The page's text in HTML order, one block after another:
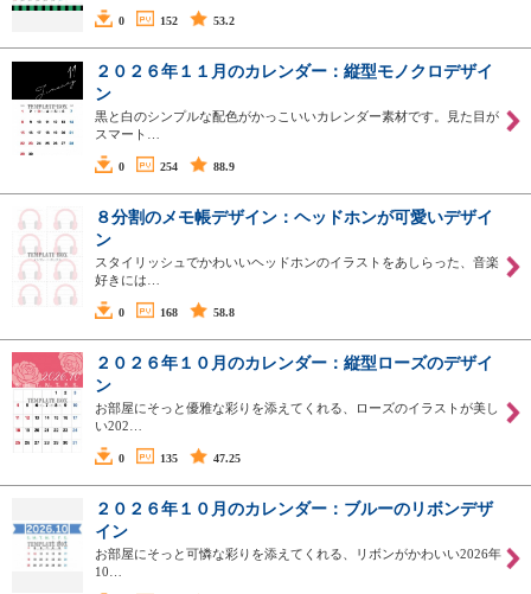
0 152 53.2
２０２６年１１月のカレンダー：縦型モノクロデザイ
ン
黒と白のシンプルな配色がかっこいいカレンダー素材です。見た目が
スマート…
0 254 88.9
８分割のメモ帳デザイン：ヘッドホンが可愛いデザイ
ン
スタイリッシュでかわいいヘッドホンのイラストをあしらった、音楽
好きには…
0 168 58.8
２０２６年１０月のカレンダー：縦型ローズのデザイ
ン
お部屋にそっと優雅な彩りを添えてくれる、ローズのイラストが美し
い202…
0 135 47.25
２０２６年１０月のカレンダー：ブルーのリボンデザ
イン
お部屋にそっと可憐な彩りを添えてくれる、リボンがかわいい2026年
10…